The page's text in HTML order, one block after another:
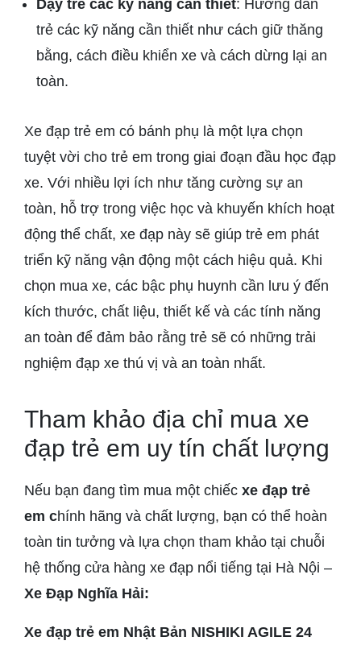
Dạy trẻ các kỹ năng cần thiết: Hướng dẫn
trẻ các kỹ năng cần thiết như cách giữ thăng
bằng, cách điều khiển xe và cách dừng lại an
toàn.
Xe đạp trẻ em có bánh phụ là một lựa chọn
tuyệt vời cho trẻ em trong giai đoạn đầu học đạp
xe. Với nhiều lợi ích như tăng cường sự an
toàn, hỗ trợ trong việc học và khuyến khích hoạt
động thể chất, xe đạp này sẽ giúp trẻ em phát
triển kỹ năng vận động một cách hiệu quả. Khi
chọn mua xe, các bậc phụ huynh cần lưu ý đến
kích thước, chất liệu, thiết kế và các tính năng
an toàn để đảm bảo rằng trẻ sẽ có những trải
nghiệm đạp xe thú vị và an toàn nhất.
Tham khảo địa chỉ mua xe
đạp trẻ em uy tín chất lượng
Nếu bạn đang tìm mua một chiếc xe đạp trẻ
em chính hãng và chất lượng, bạn có thể hoàn
toàn tin tưởng và lựa chọn tham khảo tại chuỗi
hệ thống cửa hàng xe đạp nổi tiếng tại Hà Nội –
Xe Đạp Nghĩa Hải:
Xe đạp trẻ em Nhật Bản NISHIKI AGILE 24